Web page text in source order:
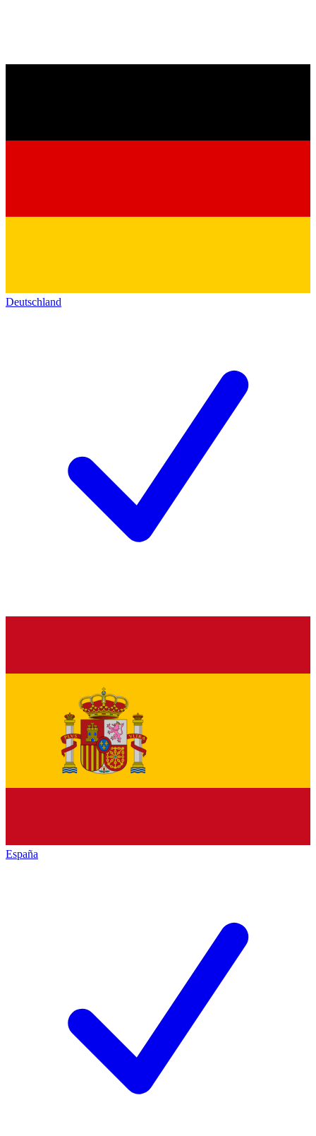
Deutschland
España